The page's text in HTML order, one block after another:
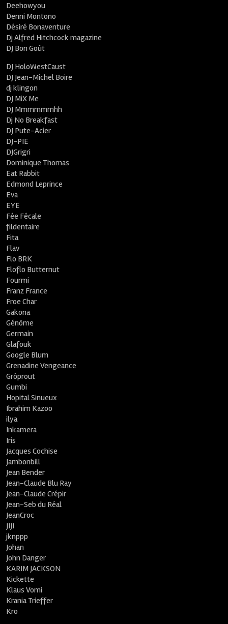
Deehowyou
Denni Montono
Désiré Bonaventure
Dj Alfred Hitchcock magazine
DJ Bon Goût
DJ HoloWestCaust
DJ Jean-Michel Boire
dj klingon
DJ MiX Me
DJ Mmmmmmhh
Dj No Breakfast
DJ Pute-Acier
DJ-PIE
DJGrigri
Dominique Thomas
Eat Rabbit
Edmond Leprince
Eva
EYE
Fée Fécale
fildentaire
Fita
Flav
Flo BRK
Floflo Butternut
Fourmi
Franz France
Froe Char
Gakona
Génôme
Germain
Glafouk
Google Blum
Grenadine Vengeance
Grôprout
Gumbi
Hopital Sinueux
Ibrahim Kazoo
ilya
Inkamera
Iris
Jacques Cochise
Jambonbill
Jean Bender
Jean-Claude Blu Ray
Jean-Claude Crépir
Jean-Seb du Réal
JeanCroc
JIJI
jknppp
Johan
John Danger
KARIM JACKSON
Kickette
Klaus Vomi
Krania Trieffer
Kro